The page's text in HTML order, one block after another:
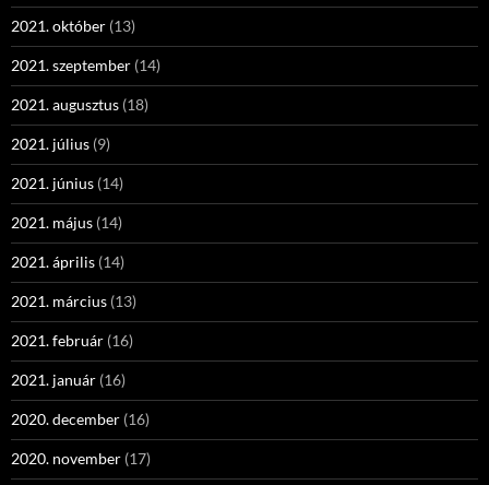
2021. október (13)
2021. szeptember (14)
2021. augusztus (18)
2021. július (9)
2021. június (14)
2021. május (14)
2021. április (14)
2021. március (13)
2021. február (16)
2021. január (16)
2020. december (16)
2020. november (17)